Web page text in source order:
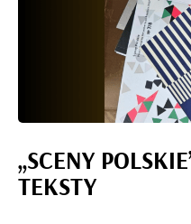
„SCENY
TEKSTY